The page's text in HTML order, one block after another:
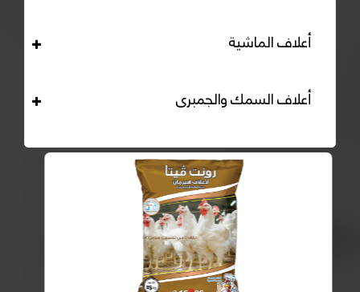
أعلاف الماشية
أعلاف السمك والجمبرى